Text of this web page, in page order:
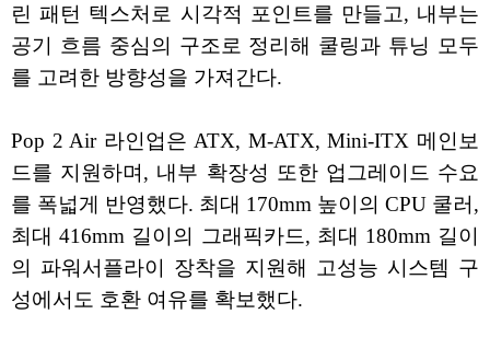
린 패턴 텍스처로 시각적 포인트를 만들고, 내부는
공기 흐름 중심의 구조로 정리해 쿨링과 튜닝 모두
를 고려한 방향성을 가져간다.
Pop 2 Air 라인업은 ATX, M-ATX, Mini-ITX 메인보
드를 지원하며, 내부 확장성 또한 업그레이드 수요
를 폭넓게 반영했다. 최대 170mm 높이의 CPU 쿨러,
최대 416mm 길이의 그래픽카드, 최대 180mm 길이
의 파워서플라이 장착을 지원해 고성능 시스템 구
성에서도 호환 여유를 확보했다.